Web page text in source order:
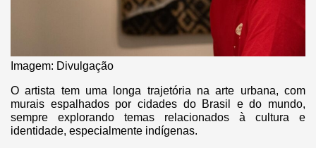
Imagem: Divulgação
O artista tem uma longa trajetória na arte urbana, com
murais espalhados por cidades do Brasil e do mundo,
sempre explorando temas relacionados à cultura e
identidade, especialmente indígenas.